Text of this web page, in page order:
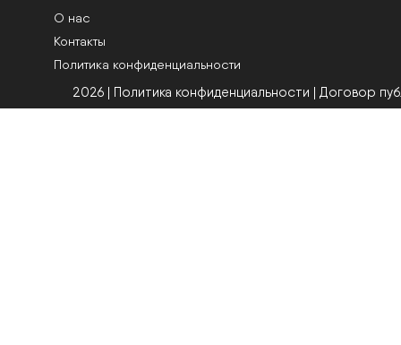
О нас
Контакты
Политика конфиденциальности
2026 | Политика конфиденциальности | Договор